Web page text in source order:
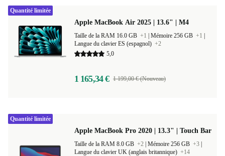
Apple MacBook Air 2025 | 13.6" | M4
Taille de la RAM 16.0 GB +1 Mémoire 256 GB +1
Langue du clavier ES (espagnol) +2
5,0
1 165,34 € 1 199,00 € (Nouveau)
Quantité limitée
Apple MacBook Pro 2020 | 13.3" | Touch Bar
Taille de la RAM 8.0 GB +2 Mémoire 256 GB +3
Langue du clavier UK (anglais britannique) +14
Quantité limitée